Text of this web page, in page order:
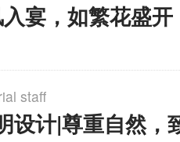
宴，如繁花盛开
staff
设计|尊重自然，